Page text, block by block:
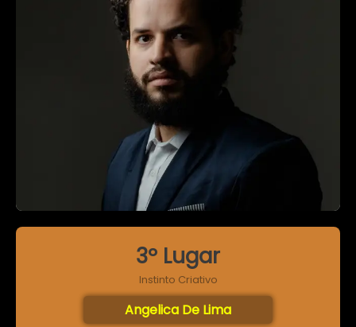
3º Lugar
Instinto Criativo
Angelica De Lima